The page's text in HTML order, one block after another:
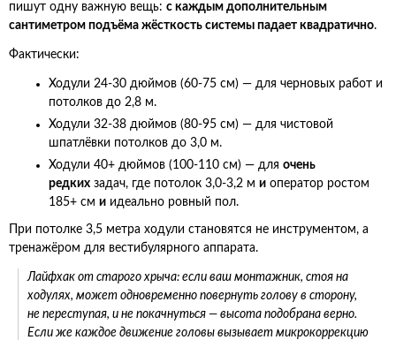
пишут одну важную вещь: с каждым дополнительным
сантиметром подъёма жёсткость системы падает квадратично.
Фактически:
Ходули 24-30 дюймов (60-75 см) — для черновых работ и
потолков до 2,8 м.
Ходули 32-38 дюймов (80-95 см) — для чистовой
шпатлёвки потолков до 3,0 м.
Ходули 40+ дюймов (100-110 см) — для очень
редких задач, где потолок 3,0-3,2 м и оператор ростом
185+ см и идеально ровный пол.
При потолке 3,5 метра ходули становятся не инструментом, а
тренажёром для вестибулярного аппарата.
Лайфхак от старого хрыча: если ваш монтажник, стоя на
ходулях, может одновременно повернуть голову в сторону,
не переступая, и не покачнуться — высота подобрана верно.
Если же каждое движение головы вызывает микрокоррекцию